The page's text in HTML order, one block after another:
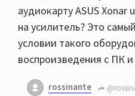
аудиокарту ASUS
на усилитель? Это
условии такого
воспроизведения с ПК
rossinante